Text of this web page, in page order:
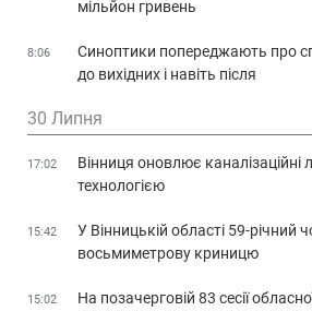
мільйон гривень
8:06
Синоптики попереджають про
до вихідних і навіть після
30 Липня
17:02
Вінниця оновлює
технологією
15:42
У Вінницькій області 59-річний
восьмиметрову криницю
15:02
На позачерговій 83 сесії